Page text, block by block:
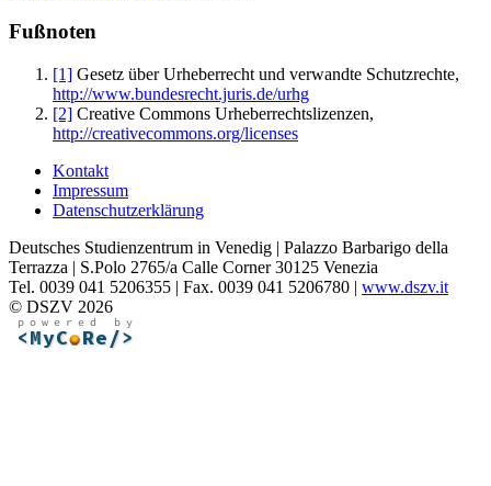
Fußnoten
[1] Gesetz über Urheberrecht und verwandte Schutzrechte,
http://www.bundesrecht.juris.de/urhg
[2] Creative Commons Urheberrechtslizenzen,
http://creativecommons.org/licenses
Kontakt
Impressum
Datenschutzerklärung
Deutsches Studienzentrum in Venedig | Palazzo Barbarigo della
Terrazza | S.Polo 2765/a Calle Corner 30125 Venezia
Tel. 0039 041 5206355 | Fax. 0039 041 5206780 | www.dszv.it
© DSZV 2026